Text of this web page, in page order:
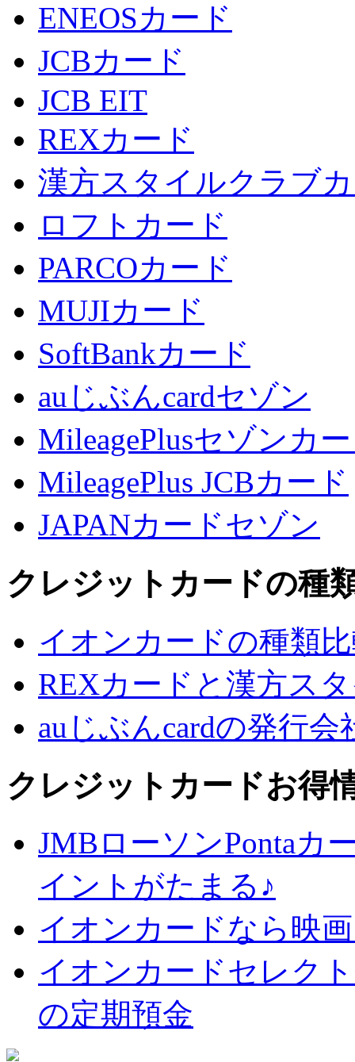
ENEOSカード
JCBカード
JCB EIT
REXカード
漢方スタイルクラブ
ロフトカード
PARCOカード
MUJIカード
SoftBankカード
auじぶんcardセゾン
MileagePlusセゾンカ
MileagePlus JCBカード
JAPANカードセゾン
クレジットカードの種
イオンカードの種類
REXカードと漢方ス
auじぶんcardの発行会
クレジットカードお得
JMBローソンPontaカ
イントがたまる♪
イオンカードなら映
イオンカードセレク
の定期預金